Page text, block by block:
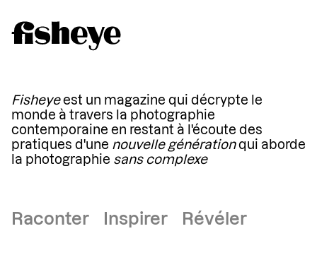
Fisheyeest un magazine qui décrypte le
monde à travers la photographie
contemporaine en restant à l'écoute des
pratiques d'une nouvelle générationqui aborde
la photographie sans complexe
Raconter Inspirer Révéler